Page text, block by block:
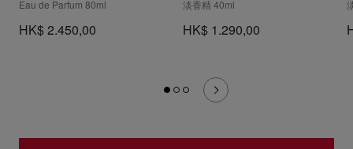
Eau de Parfum 80ml
HK$ 2.450,00
淡香精 40ml
HK$ 1.290,00